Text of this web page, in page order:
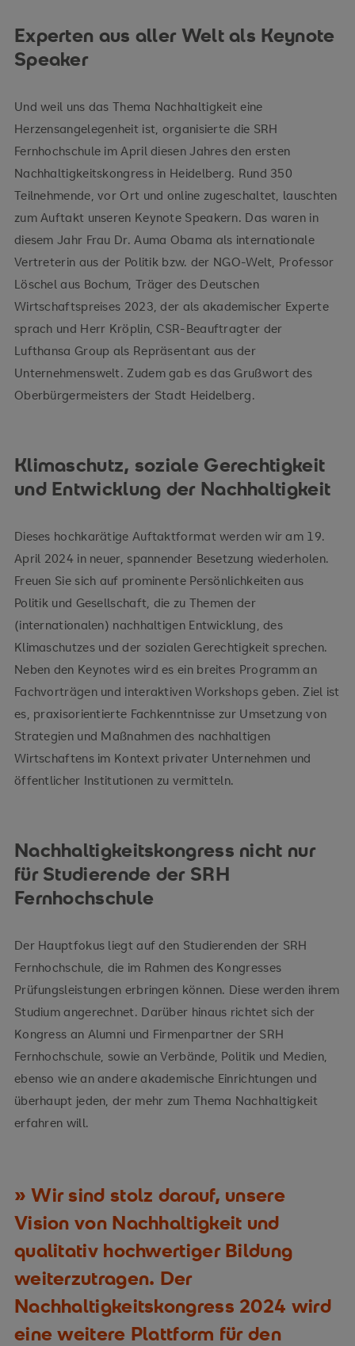
Experten aus aller Welt als Keynote
Speaker
Und weil uns das Thema Nachhaltigkeit eine
Herzensangelegenheit ist, organisierte die SRH
Fernhochschule im April diesen Jahres den ersten
Nachhaltigkeitskongress in Heidelberg. Rund 350
Teilnehmende, vor Ort und online zugeschaltet, lauschten
zum Auftakt unseren Keynote Speakern. Das waren in
diesem Jahr Frau Dr. Auma Obama als internationale
Vertreterin aus der Politik bzw. der NGO-Welt, Professor
Löschel aus Bochum, Träger des Deutschen
Wirtschaftspreises 2023, der als akademischer Experte
sprach und Herr Kröplin, CSR-Beauftragter der
Lufthansa Group als Repräsentant aus der
Unternehmenswelt. Zudem gab es das Grußwort des
Oberbürgermeisters der Stadt Heidelberg.
Klimaschutz, soziale Gerechtigkeit
und Entwicklung der Nachhaltigkeit
Dieses hochkarätige Auftaktformat werden wir am 19.
April 2024 in neuer, spannender Besetzung wiederholen.
Freuen Sie sich auf prominente Persönlichkeiten aus
Politik und Gesellschaft, die zu Themen der
(internationalen) nachhaltigen Entwicklung, des
Klimaschutzes und der sozialen Gerechtigkeit sprechen.
Neben den Keynotes wird es ein breites Programm an
Fachvorträgen und interaktiven Workshops geben. Ziel ist
es, praxisorientierte Fachkenntnisse zur Umsetzung von
Strategien und Maßnahmen des nachhaltigen
Wirtschaftens im Kontext privater Unternehmen und
öffentlicher Institutionen zu vermitteln.
Nachhaltigkeitskongress nicht nur
für Studierende der SRH
Fernhochschule
Der Hauptfokus liegt auf den Studierenden der SRH
Fernhochschule, die im Rahmen des Kongresses
Prüfungsleistungen erbringen können. Diese werden ihrem
Studium angerechnet. Darüber hinaus richtet sich der
Kongress an Alumni und Firmenpartner der SRH
Fernhochschule, sowie an Verbände, Politik und Medien,
ebenso wie an andere akademische Einrichtungen und
überhaupt jeden, der mehr zum Thema Nachhaltigkeit
erfahren will.
Wir sind stolz darauf, unsere
Vision von Nachhaltigkeit und
qualitativ hochwertiger Bildung
weiterzutragen. Der
Nachhaltigkeitskongress 2024 wird
eine weitere Plattform für den